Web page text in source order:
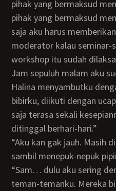
pihak yang bermaksud
pihak yang bermaksud
saja aku harus
moderator kalau seminar-
workshop itu sudah
Jam sepuluh malam aku sudah kembali ke kamar 510.
Halina menyambutku
bibirku, diikuti dengan
saja terasa sekali
ditinggal berhari-hari.”
“Aku kan gak jauh. Masih di hotel ini juga,” sahutku
sambil menepuk-nepuk
“Sam… dulu aku sering dengar cerita di antara
teman-temanku. Mereka